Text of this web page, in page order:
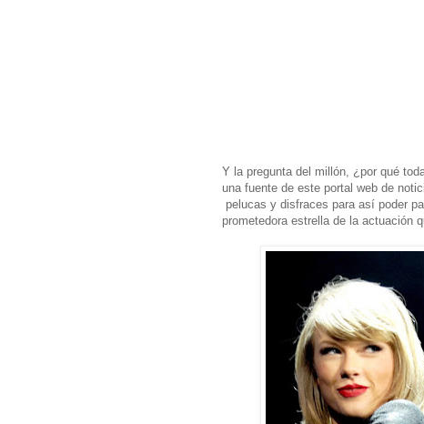
Y la pregunta del millón, ¿por qué
una fuente de este portal web de
pelucas y disfraces para así poder
prometedora estrella de la actuación